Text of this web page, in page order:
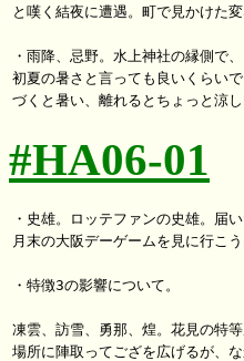
と嘆く結夜に遭遇。町で見かけた変
・雨降、忌野。水上神社の縁側で
初夏の暑さと言っても良いくらい
#HA06-01
・史雄。ロッテファンの史雄。届
月末の大阪デーゲームを見に行こう
・特徴3の影響について。
凍雲、訪雪、勇那、煌。花見の特
場所に陣取ってござを広げるが、